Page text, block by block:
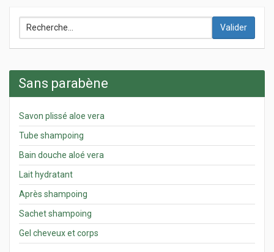
Valider
Sans parabène
Savon plissé aloe vera
Tube shampoing
Bain douche aloé vera
Lait hydratant
Après shampoing
Sachet shampoing
Gel cheveux et corps